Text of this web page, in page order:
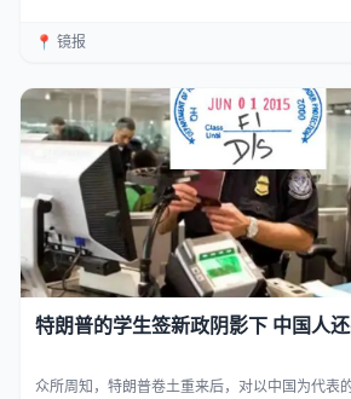
📍 镜报
特朗普的学生签新政阴影下 中国人还
众所周知，特朗普卷土重来后，对以中国为代表